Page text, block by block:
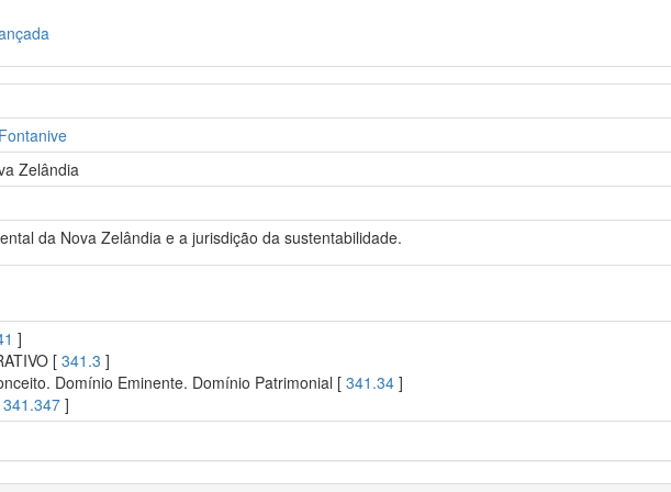
Zelândia
da Nova Zelândia e a jurisdição da sustentabilidade.
]
[341.3 ]
Domínio Eminente. Domínio Patrimonial [341.34 ]
341.347 ]